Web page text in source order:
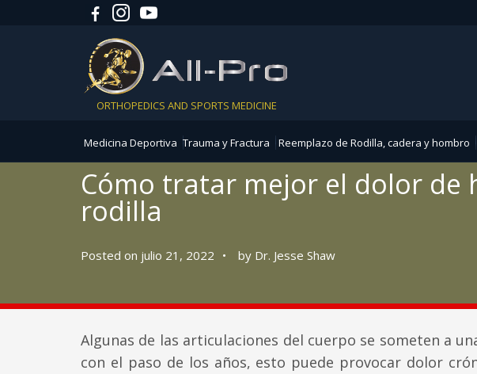
ORTHOPEDICS AND SPORTS MEDICINE
Medicina Deportiva Trauma y Fractura Reemplazo de Rodilla, cadera y hombro
Cómo tratar mejor el dolor de
rodilla
Posted on julio 21, 2022 • by Dr. Jesse Shaw
Algunas de las articulaciones del cuerpo se someten a
con el paso de los años, esto puede provocar dolor